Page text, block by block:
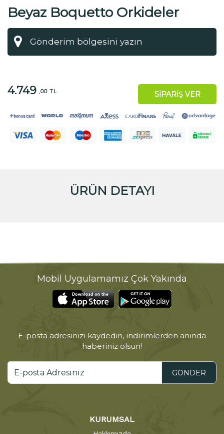
Beyaz Boquetto Orkideler
4.749 ,00 TL SİPARİŞ VER
ÜRÜN DETAYI
Mobil Uygulamamız Çok Yakında
E-posta adresinizi kaydedin, indirimlerden anında
haberiniz olsun!
GÖNDER
KURUMSAL